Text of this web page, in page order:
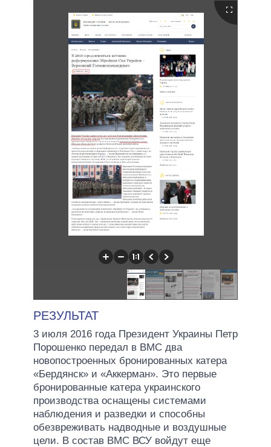
РЕЗУЛЬТАТ
3 июля 2016 года Президент Украины Петр
Порошенко передал в ВМС два
новопостроенных бронированных катера
«Бердянск» и «Аккерман». Это первые
бронированные катера украинского
производства оснащены системами
наблюдения и разведки и способны
обезвреживать надводные и воздушные
цели. В состав ВМС ВСУ войдут еще